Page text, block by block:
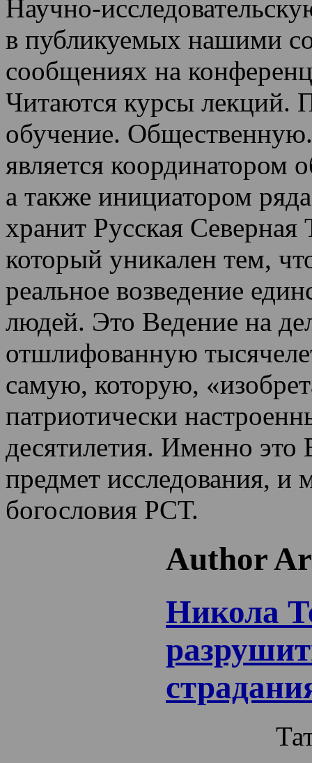
Научно-
в публикуемых нашими
сообщениях на
Читаются курсы лекций.
обучение.
является
а также инициатором
хранит Русская
который уникален тем,
реальное возведение
людей. Это Ведение на
отшлифованную
самую, которую,
патриотически
десятилетия. Именно это
предмет исследования, и
богословия РСТ.
Author
Никола